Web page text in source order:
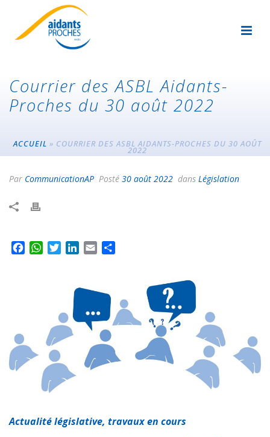
Courrier des ASBL Aidants-
Proches du 30 août 2022
ACCUEIL » COURRIER DES ASBL AIDANTS-PROCHES DU 30 AOÛT
2022
Par CommunicationAP Posté 30 août 2022 dans Législation
W
p
e
r
k
a
g
e
Actualité législative, travaux en cours